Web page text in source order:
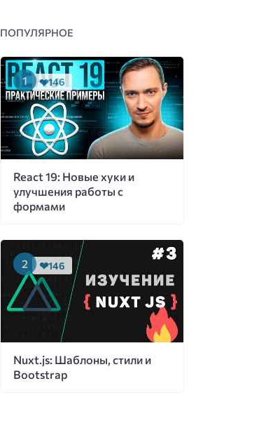
ПОПУЛЯРНОЕ
React 19: Новые хуки и
улучшения работы с
формами
146
Nuxt.js: Шаблоны, стили и
Bootstrap
146